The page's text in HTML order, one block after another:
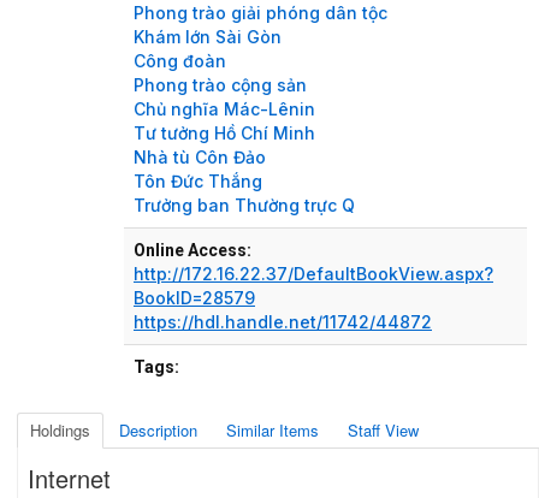
Phong trào giải phóng dân tộc
Khám lớn Sài Gòn
Công đoàn
Phong trào cộng sản
Chủ nghĩa Mác-Lênin
Tư tưởng Hồ Chí Minh
Nhà tù Côn Đảo
Tôn Đức Thắng
Trưởng ban Thường trực Q
Online Access:
http://172.16.22.37/DefaultBookView.aspx?
BookID=28579
https://hdl.handle.net/11742/44872
Tags:
Holdings Description Similar Items Staff View
Internet